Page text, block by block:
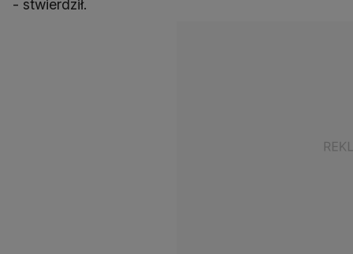
- stwierdził.